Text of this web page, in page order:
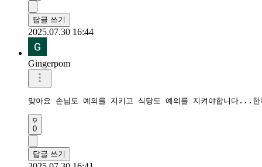
답글 쓰기
2025.07.30 16:44
Gingerpom
맞아요 손님도 예의를 지키고 식당도 예의를 지켜야합니다...
0
답글 쓰기